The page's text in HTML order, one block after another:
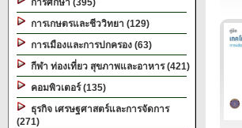
การศึกษา (395)
การเกษตรและชีววิทยา (129)
การเมืองและการปกครอง (63)
กีฬา ท่องเที่ยว สุขภาพและอาหาร (421)
คอมพิวเตอร์ (135)
ธุรกิจ เศรษฐศาสตร์และการจัดการ
(271)